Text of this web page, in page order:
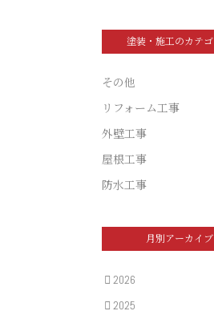
塗装・施工のカテ
その他
リフォーム工事
外壁工事
屋根工事
防水工事
月別アーカイブ
2026
2025